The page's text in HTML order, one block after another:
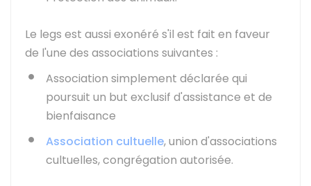
Le legs est aussi exonéré s'il est fait en faveur
de l'une des associations suivantes :
Association simplement déclarée qui
poursuit un but exclusif d'assistance et de
bienfaisance
Association cultuelle, union d'associations
cultuelles, congrégation autorisée.